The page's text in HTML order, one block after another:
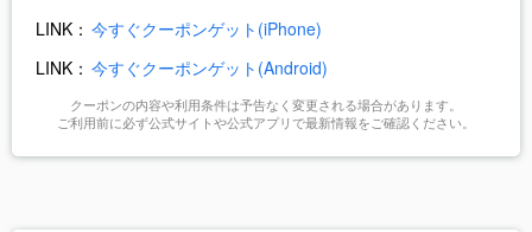
LINK： 今すぐクーポンゲット(iPhone)
LINK： 今すぐクーポンゲット(Android)
クーポンの内容や利用条件は予告なく変更される場合があります。
ご利用前に必ず公式サイトや公式アプリで最新情報をご確認ください。